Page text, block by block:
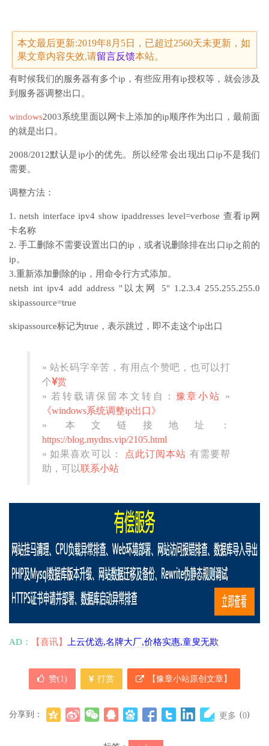
本文最后更新:2019年8月5日，已超过2560天未更新，如
果文章内容失效,请留言反馈本站。
有时候我们的服务器有多个ip，有些应用有ip授权等，就会涉及
到服务器调整出口。
windows2003系统里面以网卡上添加的ip顺序作为出口，最前面
的就是出口。
2008/2012默认是ip小的优先。所以经常会出现出口ip不是我们
需要。
调整方法：
1. netsh interface ipv4 show ipaddresses level=verbose 查看ip网
卡名称
2. 手工删除不需要设置出口的ip，或者说删除排在出口ip之前的
ip。
3.重新添加删除的ip，用命令行方式添加。
netsh int ipv4 add address "以太网 5" 1.2.3.4 255.255.255.0
skipassource=true
skipassource标记为true，表示跳过，即不走这个ip出口
» 站长码字辛苦，有用点个赞吧，也可以打
个 赏
» 若转载请保留本文转自： 豫章小站
»
《windows系统调整ip出口》
» 本文链接地址：
https://blog.mydns.vip/2105.html
» 如果喜欢可以：
点此订阅本站 有需要帮
助，可以联系小站
AD： 【喜讯】 上云优选,名牌大厂,价格实惠,童叟无欺
赞(1) 打赏 【豫章小站原创文章】
分享到： 更多 (0)